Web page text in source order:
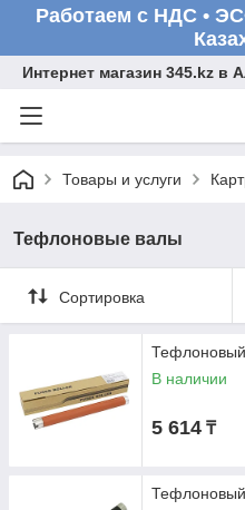
Работаем с НДС •
Интернет магазин 345.kz
Товары и услуги
Тефлоновые валы
Сортировка
В наличии
5 614 ₸